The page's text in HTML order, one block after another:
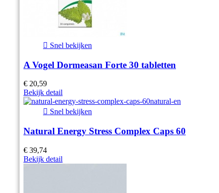
 Snel bekijken
A Vogel Dormeasan Forte 30 tabletten
€ 20,59
Bekijk detail
 Snel bekijken
Natural Energy Stress Complex Caps 60
€ 39,74
Bekijk detail